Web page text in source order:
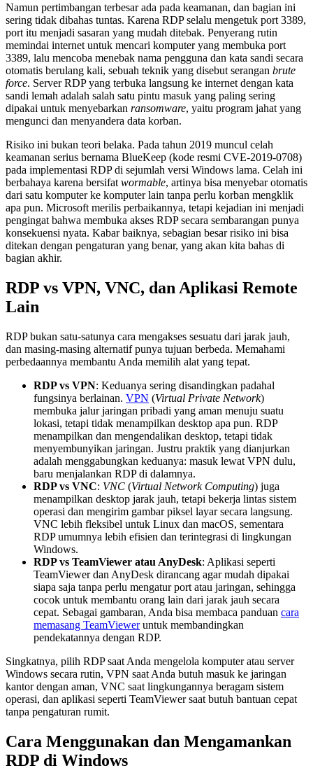
Namun pertimbangan terbesar ada pada keamanan, dan bagian ini
sering tidak dibahas tuntas. Karena RDP selalu mengetuk port 3389,
port itu menjadi sasaran yang mudah ditebak. Penyerang rutin
memindai internet untuk mencari komputer yang membuka port
3389, lalu mencoba menebak nama pengguna dan kata sandi secara
otomatis berulang kali, sebuah teknik yang disebut serangan brute
force. Server RDP yang terbuka langsung ke internet dengan kata
sandi lemah adalah salah satu pintu masuk yang paling sering
dipakai untuk menyebarkan ransomware, yaitu program jahat yang
mengunci dan menyandera data korban.
Risiko ini bukan teori belaka. Pada tahun 2019 muncul celah
keamanan serius bernama BlueKeep (kode resmi CVE-2019-0708)
pada implementasi RDP di sejumlah versi Windows lama. Celah ini
berbahaya karena bersifat wormable, artinya bisa menyebar otomatis
dari satu komputer ke komputer lain tanpa perlu korban mengklik
apa pun. Microsoft merilis perbaikannya, tetapi kejadian ini menjadi
pengingat bahwa membuka akses RDP secara sembarangan punya
konsekuensi nyata. Kabar baiknya, sebagian besar risiko ini bisa
ditekan dengan pengaturan yang benar, yang akan kita bahas di
bagian akhir.
RDP vs VPN, VNC, dan Aplikasi Remote
Lain
RDP bukan satu-satunya cara mengakses sesuatu dari jarak jauh,
dan masing-masing alternatif punya tujuan berbeda. Memahami
perbedaannya membantu Anda memilih alat yang tepat.
RDP vs VPN: Keduanya sering disandingkan padahal
fungsinya berlainan. VPN (Virtual Private Network)
membuka jalur jaringan pribadi yang aman menuju suatu
lokasi, tetapi tidak menampilkan desktop apa pun. RDP
menampilkan dan mengendalikan desktop, tetapi tidak
menyembunyikan jaringan. Justru praktik yang dianjurkan
adalah menggabungkan keduanya: masuk lewat VPN dulu,
baru menjalankan RDP di dalamnya.
RDP vs VNC: VNC (Virtual Network Computing) juga
menampilkan desktop jarak jauh, tetapi bekerja lintas sistem
operasi dan mengirim gambar piksel layar secara langsung.
VNC lebih fleksibel untuk Linux dan macOS, sementara
RDP umumnya lebih efisien dan terintegrasi di lingkungan
Windows.
RDP vs TeamViewer atau AnyDesk: Aplikasi seperti
TeamViewer dan AnyDesk dirancang agar mudah dipakai
siapa saja tanpa perlu mengatur port atau jaringan, sehingga
cocok untuk membantu orang lain dari jarak jauh secara
cepat. Sebagai gambaran, Anda bisa membaca panduan cara
memasang TeamVieweruntuk membandingkan
pendekatannya dengan RDP.
Singkatnya, pilih RDP saat Anda mengelola komputer atau server
Windows secara rutin, VPN saat Anda butuh masuk ke jaringan
kantor dengan aman, VNC saat lingkungannya beragam sistem
operasi, dan aplikasi seperti TeamViewer saat butuh bantuan cepat
tanpa pengaturan rumit.
Cara Menggunakan dan Mengamankan
RDP di Windows